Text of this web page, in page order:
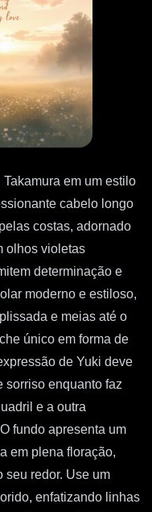
em um estilo
cabelo longo
costas, adornado
olhos violetas
determinação e
moderno e estiloso,
e meias até o
único em forma de
de Yuki deve
sorriso enquanto faz
e a outra
fundo apresenta um
em plena floração,
seu redor. Use um
enfatizando linhas